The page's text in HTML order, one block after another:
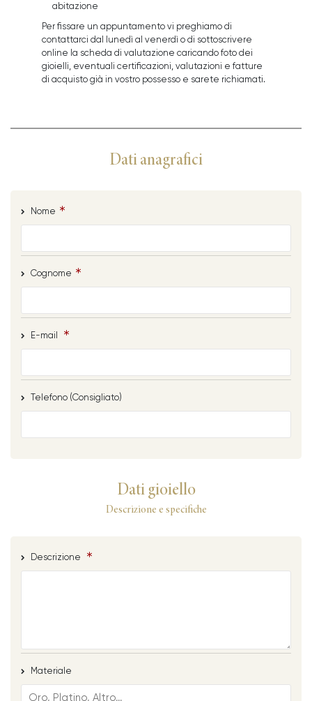
abitazione
Per fissare un appuntamento vi preghiamo di
contattarci dal lunedì al venerdì o di sottoscrivere
online la scheda di valutazione caricando foto dei
gioielli, eventuali certificazioni, valutazioni e fatture
di acquisto già in vostro possesso e sarete richiamati.
Dati anagrafici
Nome
Cognome
E-mail
Telefono (Consigliato)
Dati gioiello
Descrizione e specifiche
Descrizione
Materiale